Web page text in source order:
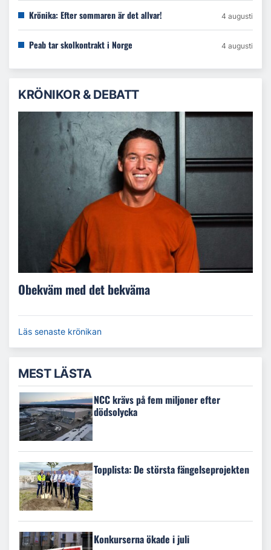
Krönika: Efter sommaren är det allvar! 4 augusti
Peab tar skolkontrakt i Norge 4 augusti
KRÖNIKOR & DEBATT
Obekväm med det bekväma
Läs senaste krönikan
MEST LÄSTA
NCC krävs på fem miljoner efter
dödsolycka
Topplista: De största fängelseprojekten
Konkurserna ökade i juli